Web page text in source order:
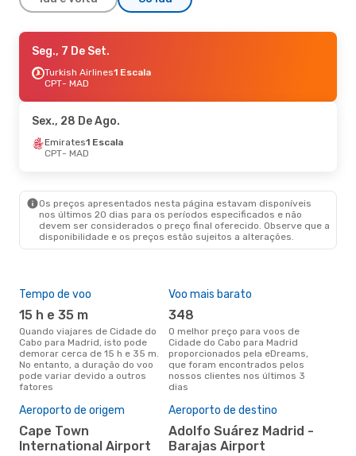
Dom., 30 De Ago.
Emirates1 Escala
CPT- MAD
MAD- CPT
Seg., 7 De Set.
Turkish Airlines1 Escala
CPT- MAD
Sex., 28 De Ago.
Emirates1 Escala
CPT- MAD
Os preços apresentados nesta página estavam disponíveis
nos últimos 20 dias para os períodos especificados e não
devem ser considerados o preço final oferecido. Observe que a
disponibilidade e os preços estão sujeitos a alterações.
Tempo de voo
15 h e 35 m
Quando viajares de Cidade do
Cabo para Madrid, isto pode
demorar cerca de 15 h e 35 m.
No entanto, a duração do voo
pode variar devido a outros
fatores
Voo mais barato
348
O melhor preço para voos de
Cidade do Cabo para Madrid
proporcionados pela eDreams,
que foram encontrados pelos
nossos clientes nos últimos 3
dias
Aeroporto de origem
Cape Town
International Airport
Aeroporto de destino
Adolfo Suárez Madrid -
Barajas Airport